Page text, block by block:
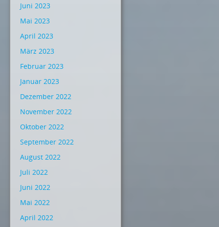
Juni 2023
Mai 2023
April 2023
März 2023
Februar 2023
Januar 2023
Dezember 2022
November 2022
Oktober 2022
September 2022
August 2022
Juli 2022
Juni 2022
Mai 2022
April 2022